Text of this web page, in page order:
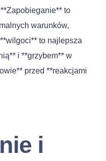
to
warunków,
to najlepsza
i **grzybem** w
przed **reakcjami
i